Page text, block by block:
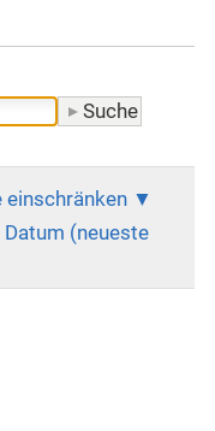
Datum (neueste